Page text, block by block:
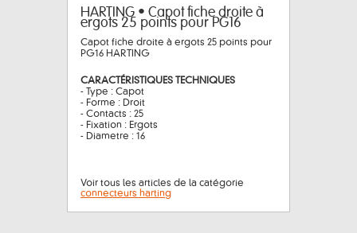
HARTING • Capot fiche droite à
ergots 25 points pour PG16
Capot fiche droite à ergots 25 points pour
PG16 HARTING
CARACTÉRISTIQUES TECHNIQUES
- Type : Capot
- Forme : Droit
- Contacts : 25
- Fixation : Ergots
- Diametre : 16
Voir tous les articles de la catégorie
connecteurs harting